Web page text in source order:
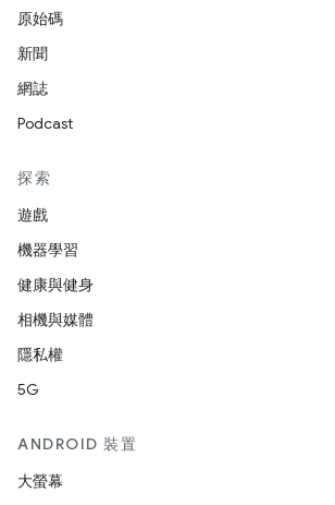
原始碼
新聞
網誌
Podcast
探索
遊戲
機器學習
健康與健身
相機與媒體
隱私權
5G
ANDROID 裝置
大螢幕